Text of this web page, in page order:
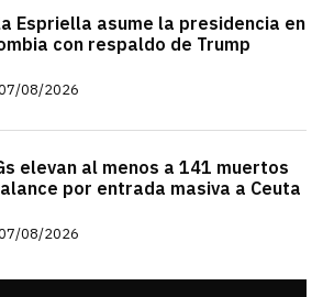
Espriella asume la presidencia en
con respaldo de Trump
08/2026
elevan al menos a 141 muertos
por entrada masiva a Ceuta
08/2026